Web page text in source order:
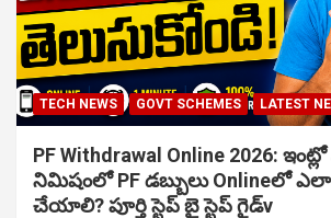
TECH NEWS GOVT SCHEMES LATEST
PF Withdrawal Online 2026: ఇంట్లో
నిమిషంలో PF డబ్బులు Onlineలో ఎలా
చేయాలి? పూర్తి స్టెప్ బై స్టెప్ గైడ్v